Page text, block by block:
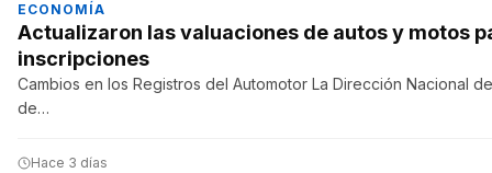
ECONOMÍA
Actualizaron las valuaciones de autos y motos
inscripciones
Cambios en los Registros del Automotor La Dirección Nacional
de…
Hace 3 días